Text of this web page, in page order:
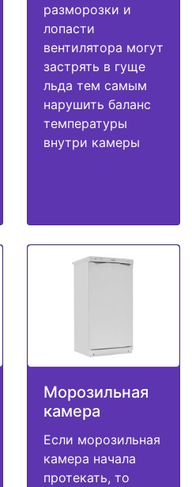
разморозки и
лопасти
вентилятора могут
застрять в гуще
льда тем самым
нарушить баланс
температуры
внутри камеры
Морозильная
камера
Если морозильная
камера начала
протекать, то